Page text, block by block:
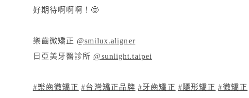
好期待啊啊啊！🤩
樂齒微矯正 @smilux.aligner
日亞美牙醫診所 @sunlight.taipei
#樂齒微矯正 #台灣矯正品牌 #牙齒矯正 #隱形矯正 #微矯正